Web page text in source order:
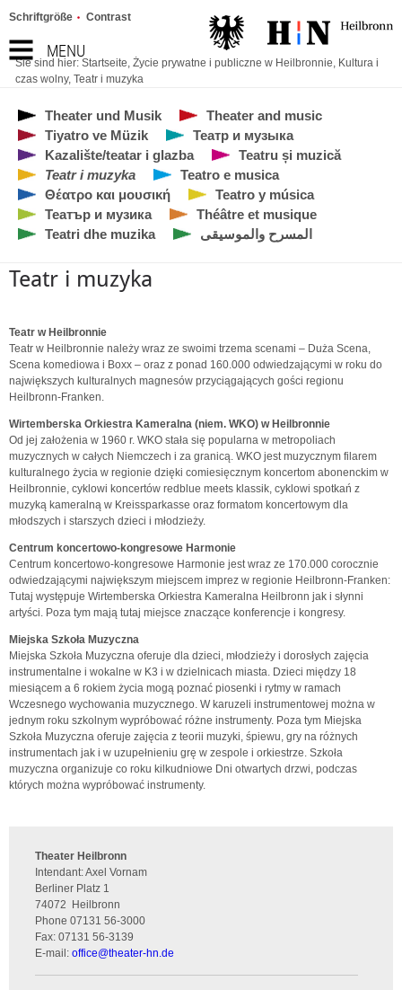
MENU
Schriftgröße Contrast
Sie sind hier: Startseite, Życie prywatne i publiczne w Heilbronnie, Kultura i
czas wolny, Teatr i muzyka
Theater und Musik
Theater and music
Tiyatro ve Müzik
Театр и музыка
Kazalište/teatar i glazba
Teatru și muzică
Teatr i muzyka
Teatro e musica
Θέατρο και μουσική
Teatro y música
Театър и музика
Théâtre et musique
Teatri dhe muzika
المسرح والموسيقى
Teatr i muzyka
Teatr w Heilbronnie
Teatr w Heilbronnie należy wraz ze swoimi trzema scenami – Duża Scena,
Scena komediowa i Boxx – oraz z ponad 160.000 odwiedzającymi w roku do
największych kulturalnych magnesów przyciągających gości regionu
Heilbronn-Franken.
Wirtemberska Orkiestra Kameralna (niem. WKO) w Heilbronnie
Od jej założenia w 1960 r. WKO stała się popularna w metropoliach
muzycznych w całych Niemczech i za granicą. WKO jest muzycznym filarem
kulturalnego życia w regionie dzięki comiesięcznym koncertom abonenckim w
Heilbronnie, cyklowi koncertów redblue meets klassik, cyklowi spotkań z
muzyką kameralną w Kreissparkasse oraz formatom koncertowym dla
młodszych i starszych dzieci i młodzieży.
Centrum koncertowo-kongresowe Harmonie
Centrum koncertowo-kongresowe Harmonie jest wraz ze 170.000 corocznie
odwiedzającymi największym miejscem imprez w regionie Heilbronn-Franken:
Tutaj występuje Wirtemberska Orkiestra Kameralna Heilbronn jak i słynni
artyści. Poza tym mają tutaj miejsce znaczące konferencje i kongresy.
Miejska Szkoła Muzyczna
Miejska Szkoła Muzyczna oferuje dla dzieci, młodzieży i dorosłych zajęcia
instrumentalne i wokalne w K3 i w dzielnicach miasta. Dzieci między 18
miesiącem a 6 rokiem życia mogą poznać piosenki i rytmy w ramach
Wczesnego wychowania muzycznego. W karuzeli instrumentowej można w
jednym roku szkolnym wypróbować różne instrumenty. Poza tym Miejska
Szkoła Muzyczna oferuje zajęcia z teorii muzyki, śpiewu, gry na różnych
instrumentach jak i w uzupełnieniu grę w zespole i orkiestrze. Szkoła
muzyczna organizuje co roku kilkudniowe Dni otwartych drzwi, podczas
których można wypróbować instrumenty.
Theater Heilbronn
Intendant: Axel Vornam
Berliner Platz 1
74072
Heilbronn
Phone 07131 56-3000
Fax: 07131 56-3139
E-mail: office@theater-hn.de